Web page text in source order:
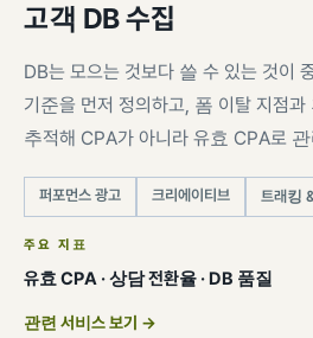
고객 DB 수집
DB는 모으는 것보다 쓸 수 있는 것이
기준을 먼저 정의하고, 폼 이탈 지점
추적해 CPA가 아니라 유효 CPA로 관
퍼포먼스 광고 크리에이티브 트래킹
주요 지표
유효 CPA · 상담 전환율 · DB 품질
관련 서비스 보기 →